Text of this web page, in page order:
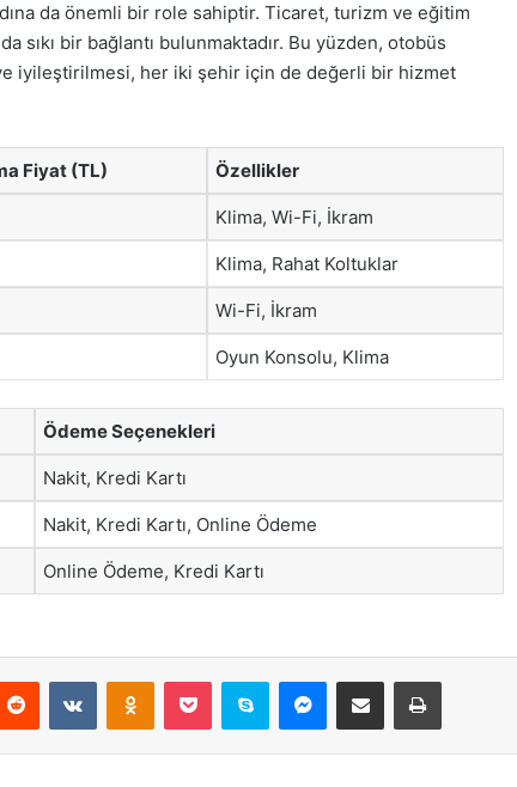
da önemli bir role sahiptir. Ticaret, turizm ve eğitim
sıkı bir bağlantı bulunmaktadır. Bu yüzden, otobüs
iyileştirilmesi, her iki şehir için de değerli bir hizmet
Fiyat (TL) Özellikler
Klima, Wi-Fi, İkram
Klima, Rahat Koltuklar
Wi-Fi, İkram
Oyun Konsolu, Klima
Ödeme Seçenekleri
Nakit, Kredi Kartı
Nakit, Kredi Kartı, Online Ödeme
Online Ödeme, Kredi Kartı
Reddit VKontakteOdnoklassniki
Pocket Skype Messenger
E-Posta ile paylaş Yazdır